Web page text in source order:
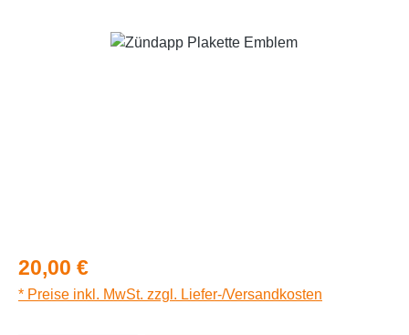
Bildergalerie überspringen
Regulärer Preis:
20,00 €
* Preise inkl. MwSt. zzgl. Liefer-/Versandkosten